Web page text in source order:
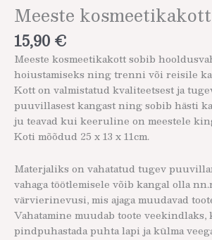
Meeste
15,90 €
Meeste kosmeetikakott sobib
hoiustamiseks ning trenni või reisile
Kott on valmistatud kvaliteetsest ja
puuvillasest kangast ning sobib hästi
ju teavad kui keeruline on meestele
Koti mõõdud 25 x 13 x 11cm.
Materjaliks on vahatatud tugev
vahaga töötlemisele võib kangal olla
värvierinevusi, mis ajaga muudavad
Vahatamine muudab toote veekindlaks,
pindpuhastada puhta lapi ja külma